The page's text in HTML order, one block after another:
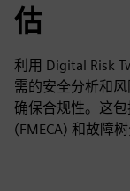
估
利用 Digital Risk
需的安全分析和
确保合规性。这
(FMECA) 和故障树